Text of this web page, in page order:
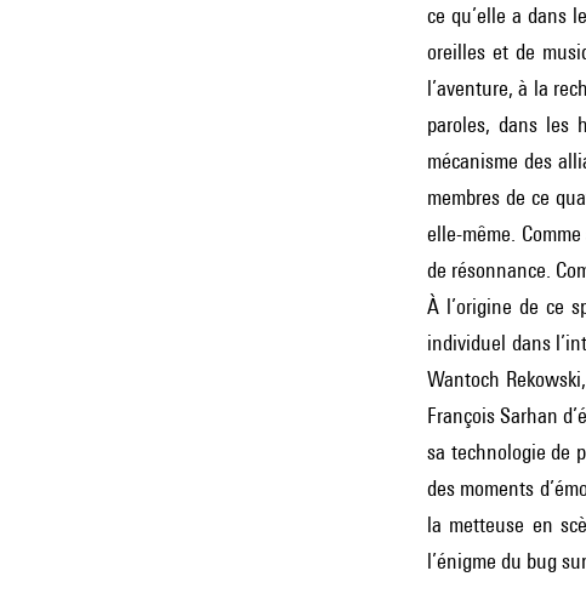
ce qu’elle a dans
oreilles et de
l’aventure, à la
paroles, dans les
mécanisme des
membres de ce
elle-même.
de résonnance.
À l’origine de ce
individuel dans
Wantoch
François Sarhan
sa technologie de
des moments
la metteuse en
l’énigme du bug